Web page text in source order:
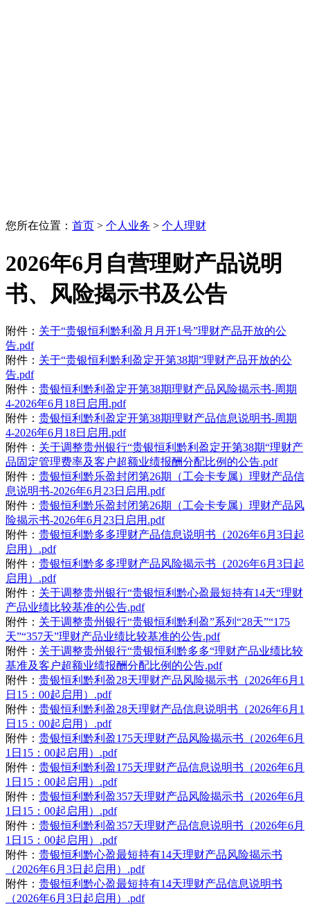
您所在位置： 首页 > 个人业务 > 个人理财
2026年6月自营理财产品说明
书、风险揭示书及公告
附件： 关于“贵银恒利黔利盈月月开1号”理财产品开放的公
告.pdf
附件： 关于“贵银恒利黔利盈定开第38期”理财产品开放的公
告.pdf
附件： 贵银恒利黔利盈定开第38期理财产品风险揭示书-周期
4-2026年6月18日启用.pdf
附件： 贵银恒利黔利盈定开第38期理财产品信息说明书-周期
4-2026年6月18日启用.pdf
附件： 关于调整贵州银行“贵银恒利黔利盈定开第38期“理财产
品固定管理费率及客户超额业绩报酬分配比例的公告.pdf
附件： 贵银恒利黔乐盈封闭第26期（工会卡专属）理财产品信
息说明书-2026年6月23日启用.pdf
附件： 贵银恒利黔乐盈封闭第26期（工会卡专属）理财产品风
险揭示书-2026年6月23日启用.pdf
附件： 贵银恒利黔多多理财产品信息说明书（2026年6月3日起
启用）.pdf
附件： 贵银恒利黔多多理财产品风险揭示书（2026年6月3日起
启用）.pdf
附件： 关于调整贵州银行“贵银恒利黔心盈最短持有14天“理财
产品业绩比较基准的公告.pdf
附件： 关于调整贵州银行“贵银恒利黔利盈”系列“28天”“175
天”“357天”理财产品业绩比较基准的公告.pdf
附件： 关于调整贵州银行“贵银恒利黔多多“理财产品业绩比较
基准及客户超额业绩报酬分配比例的公告.pdf
附件： 贵银恒利黔利盈28天理财产品风险揭示书（2026年6月1
日15：00起启用）.pdf
附件： 贵银恒利黔利盈28天理财产品信息说明书（2026年6月1
日15：00起启用）.pdf
附件： 贵银恒利黔利盈175天理财产品风险揭示书（2026年6月
1日15：00起启用）.pdf
附件： 贵银恒利黔利盈175天理财产品信息说明书（2026年6月
1日15：00起启用）.pdf
附件： 贵银恒利黔利盈357天理财产品风险揭示书（2026年6月
1日15：00起启用）.pdf
附件： 贵银恒利黔利盈357天理财产品信息说明书（2026年6月
1日15：00起启用）.pdf
附件： 贵银恒利黔心盈最短持有14天理财产品风险揭示书
（2026年6月3日起启用）.pdf
附件： 贵银恒利黔心盈最短持有14天理财产品信息说明书
（2026年6月3日起启用）.pdf